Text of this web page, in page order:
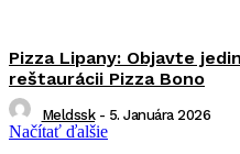
Pizza Lipany: Objavte
reštaurácii Pizza Bono
Meldssk - 5. Januára 2026
Načítať ďalšie